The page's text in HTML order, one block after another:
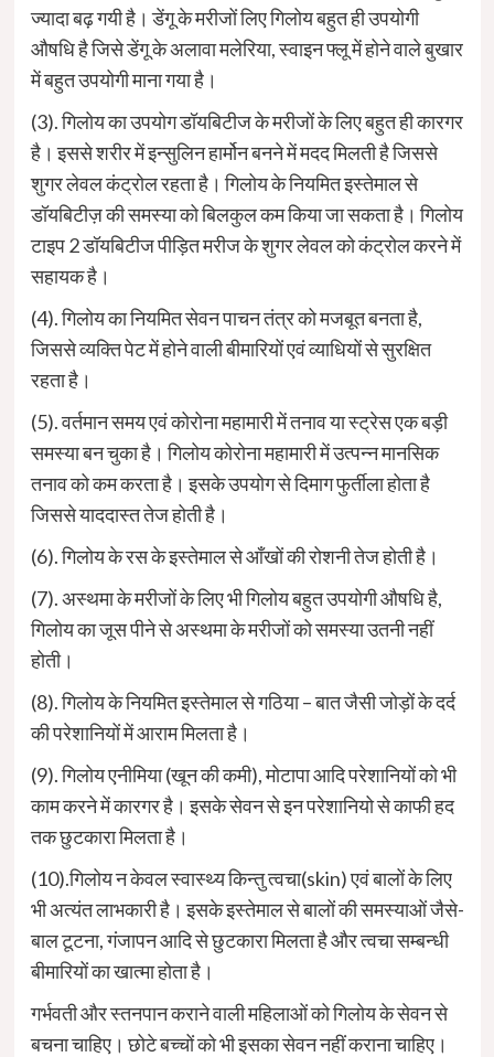
ज्यादा बढ़ गयी है। डेंगू के मरीजों लिए गिलोय बहुत ही उपयोगी
औषधि है जिसे डेंगू के अलावा मलेरिया, स्वाइन फ्लू में होने वाले बुखार
में बहुत उपयोगी माना गया है।
(3). गिलोय का उपयोग डॉयबिटीज के मरीजों के लिए बहुत ही कारगर
है। इससे शरीर में इन्सुलिन हार्मोन बनने में मदद मिलती है जिससे
शुगर लेवल कंट्रोल रहता है। गिलोय के नियमित इस्तेमाल से
डॉयबिटीज़ की समस्या को बिलकुल कम किया जा सकता है। गिलोय
टाइप 2 डॉयबिटीज पीड़ित मरीज के शुगर लेवल को कंट्रोल करने में
सहायक है।
(4). गिलोय का नियमित सेवन पाचन तंत्र को मजबूत बनता है,
जिससे व्यक्ति पेट में होने वाली बीमारियों एवं व्याधियों से सुरक्षित
रहता है।
(5). वर्तमान समय एवं कोरोना महामारी में तनाव या स्ट्रेस एक बड़ी
समस्या बन चुका है। गिलोय कोरोना महामारी में उत्पन्न मानसिक
तनाव को कम करता है। इसके उपयोग से दिमाग फुर्तीला होता है
जिससे याददास्त तेज होती है।
(6). गिलोय के रस के इस्तेमाल से आँखों की रोशनी तेज होती है।
(7). अस्थमा के मरीजों के लिए भी गिलोय बहुत उपयोगी औषधि है,
गिलोय का जूस पीने से अस्थमा के मरीजों को समस्या उतनी नहीं
होती।
(8). गिलोय के नियमित इस्तेमाल से गठिया – बात जैसी जोड़ों के दर्द
की परेशानियों में आराम मिलता है।
(9). गिलोय एनीमिया (खून की कमी), मोटापा आदि परेशानियों को भी
काम करने में कारगर है। इसके सेवन से इन परेशानियो से काफी हद
तक छुटकारा मिलता है।
(10).गिलोय न केवल स्वास्थ्य किन्तु त्वचा(skin) एवं बालों के लिए
भी अत्यंत लाभकारी है। इसके इस्तेमाल से बालों की समस्याओं जैसे-
बाल टूटना, गंजापन आदि से छुटकारा मिलता है और त्वचा सम्बन्धी
बीमारियों का खात्मा होता है।
गर्भवती और स्तनपान कराने वाली महिलाओं को गिलोय के सेवन से
बचना चाहिए। छोटे बच्चों को भी इसका सेवन नहीं कराना चाहिए।